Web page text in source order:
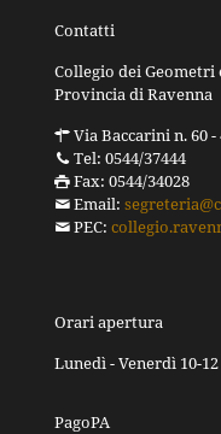
Contatti
Collegio dei
Provincia di Ravenna
Via Baccarini n. 60 -
Tel: 0544/37444
Fax: 0544/34028
Email:
PEC:
Orari apertura
Lunedì - Venerdì 10-12
PagoPA